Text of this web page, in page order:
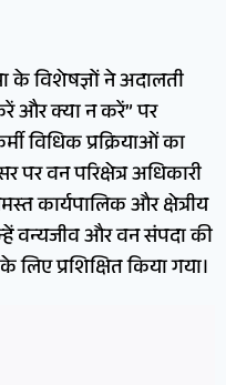
के विशेषज्ञों ने अदालती
और क्या न करें” पर
विधिक प्रक्रियाओं का
वन परिक्षेत्र अधिकारी
कार्यपालिक और क्षेत्रीय
वन्यजीव और वन संपदा की
प्रशिक्षित किया गया।